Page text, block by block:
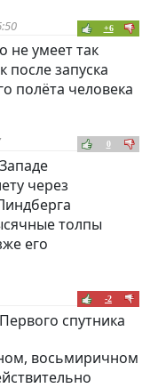
+6
не умеет так
после запуска
полёта человека
0
через
толпы
его
-2
спутника
восьмиричном